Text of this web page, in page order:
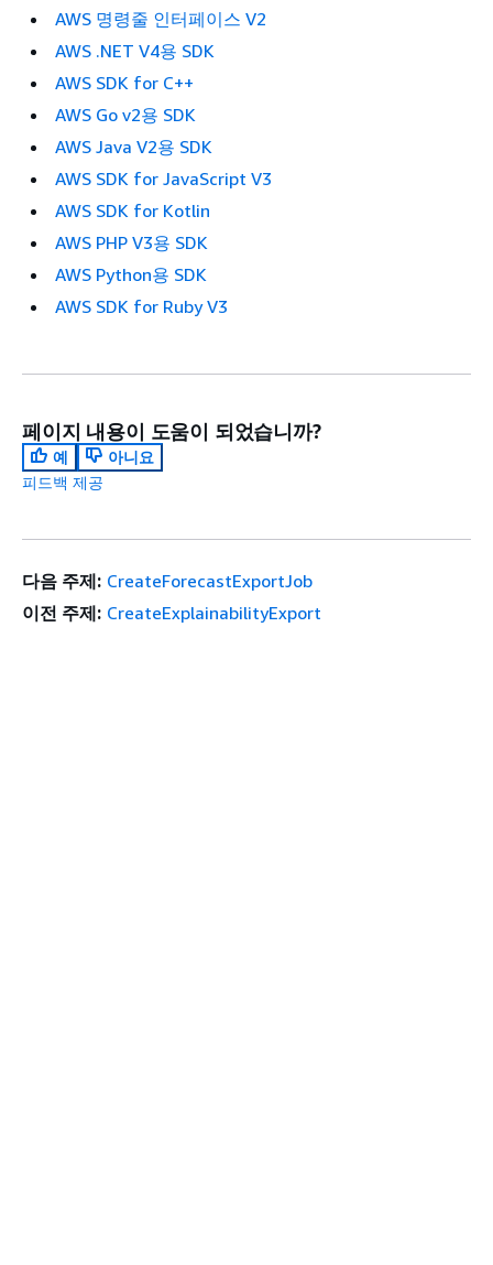
AWS 명령줄 인터페이스 V2
AWS .NET V4용 SDK
AWS SDK for C++
AWS Go v2용 SDK
AWS Java V2용 SDK
AWS SDK for JavaScript V3
AWS SDK for Kotlin
AWS PHP V3용 SDK
AWS Python용 SDK
AWS SDK for Ruby V3
페이지 내용이 도움이 되었습니까?
예
아니요
피드백 제공
다음 주제: CreateForecastExportJob
이전 주제: CreateExplainabilityExport